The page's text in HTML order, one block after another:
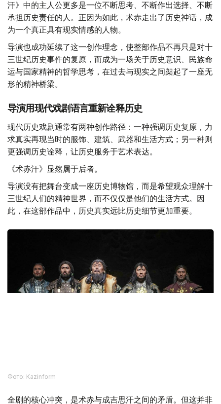
与以往历史剧中依靠征战建功立业的英雄形象不同，《术赤
汗》中的主人公更多是一位不断思考、不断作出选择、不断
承担历史责任的人。正因为如此，术赤走出了历史神话，成
为一个真正具有现实情感的人物。
导演也成功延续了这一创作理念，使整部作品不再只是对十
三世纪历史事件的复原，而成为一场关于历史意识、民族命
运与国家精神的哲学思考，在过去与现实之间架起了一座无
导演用现代戏剧语言重新诠释历史
现代历史戏剧通常有两种创作路径：一种强调历史复原，力
求真实再现当时的服饰、建筑、武器和生活方式；另一种则
更强调历史诠释，让历史服务于艺术表达。
《术赤汗》显然属于后者。
导演没有把舞台变成一座历史博物馆，而是希望观众理解十
三世纪人们的精神世界，而不仅仅是他们的生活方式。因